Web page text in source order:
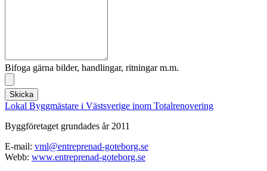
Bifoga gärna bilder, handlingar, ritningar m.m.
Skicka
Lokal Byggmästare i Västsverige inom Totalrenovering
Byggföretaget grundades år 2011
E-mail: vml@entreprenad-goteborg.se
Webb: www.entreprenad-goteborg.se